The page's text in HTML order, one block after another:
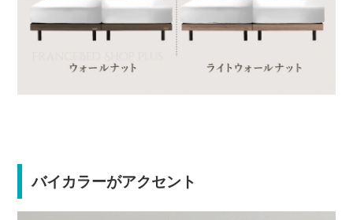
バイカラーがアクセント